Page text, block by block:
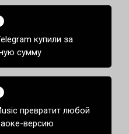
купили за
сумму
превратит любой
версию